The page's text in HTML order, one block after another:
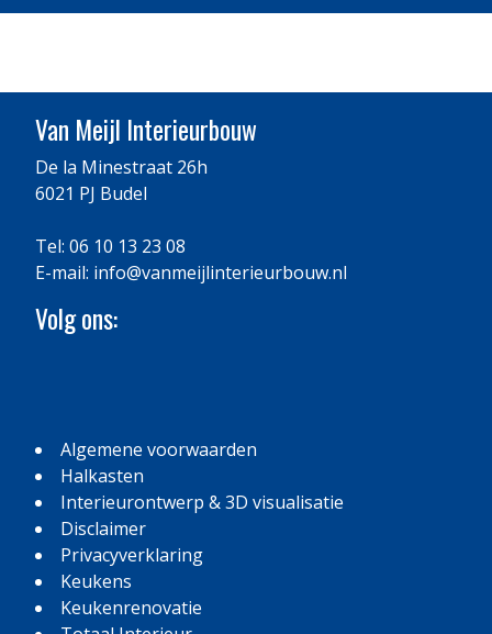
Van Meijl Interieurbouw
De la Minestraat 26h
6021 PJ Budel
Tel: 06 10 13 23 08
E-mail: info@vanmeijlinterieurbouw.nl
Volg ons:
Algemene voorwaarden
Halkasten
Interieurontwerp & 3D visualisatie
Disclaimer
Privacyverklaring
Keukens
Keukenrenovatie